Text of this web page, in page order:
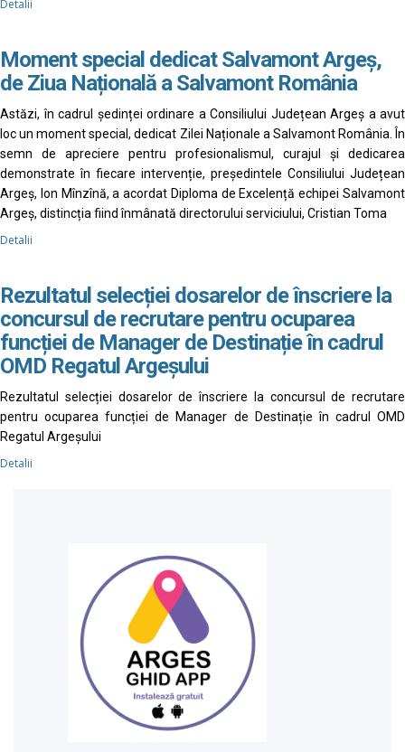
Detalii
Moment special dedicat Salvamont Argeș,
de Ziua Națională a Salvamont România
Astăzi, în cadrul ședinței ordinare a Consiliului Județean Argeș a avut
loc un moment special, dedicat Zilei Naționale a Salvamont România. În
semn de apreciere pentru profesionalismul, curajul și dedicarea
demonstrate în fiecare intervenție, președintele Consiliului Județean
Argeș, Ion Mînzînă, a acordat Diploma de Excelență echipei Salvamont
Argeș, distincția fiind înmânată directorului serviciului, Cristian Toma
Detalii
Rezultatul selecției dosarelor de înscriere la
concursul de recrutare pentru ocuparea
funcției de Manager de Destinație în cadrul
OMD Regatul Argeșului
Rezultatul selecției dosarelor de înscriere la concursul de recrutare
pentru ocuparea funcției de Manager de Destinație în cadrul OMD
Regatul Argeșului
Detalii